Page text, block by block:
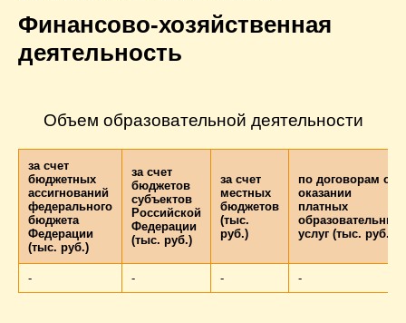
Финансово-хозяйственная
деятельность
Объем образовательной деятельности
за счет
бюджетных
ассигнований
федерального
бюджета
Федерации
(тыс. руб.)
за счет
бюджетов
субъектов
Российской
Федерации
(тыс. руб.)
за счет
местных
бюджетов
(тыс.
руб.)
по договорам об
оказании
платных
образовательных
услуг (тыс. руб.)
- - - -